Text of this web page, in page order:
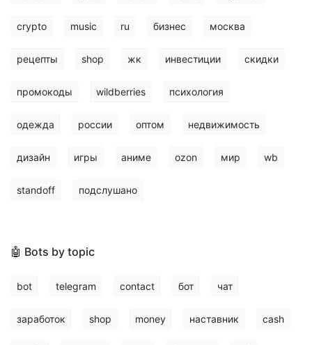
crypto music ru бизнес москва
рецепты shop жк инвестиции скидки
промокоды wildberries психология
одежда россии оптом недвижимость
дизайн игры аниме ozon мир wb
standoff подслушано
🤖 Bots by topic
bot telegram contact бот чат
заработок shop money наставник cash